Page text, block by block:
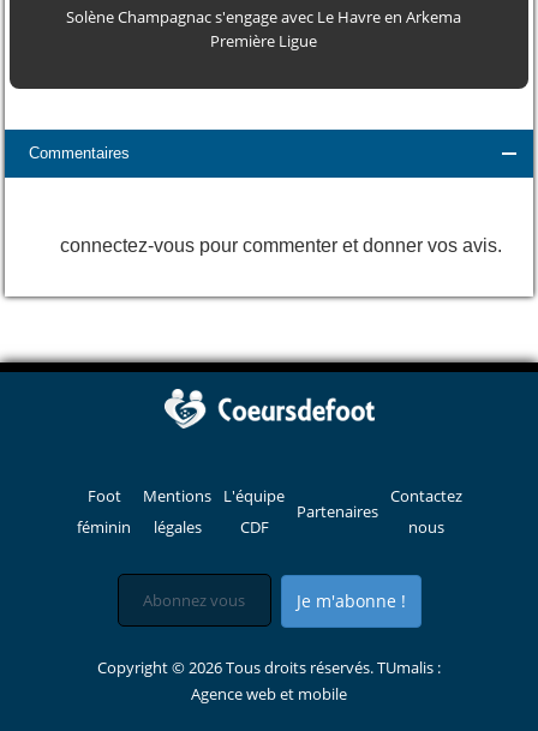
Solène Champagnac s'engage avec Le Havre en Arkema
Première Ligue
Commentaires
connectez-vous pour commenter et donner vos avis.
Foot
féminin
Mentions
légales
L'équipe
CDF
Partenaires
Contactez
nous
Je m'abonne !
Copyright © 2026 Tous droits réservés. TUmalis :
Agence web et mobile